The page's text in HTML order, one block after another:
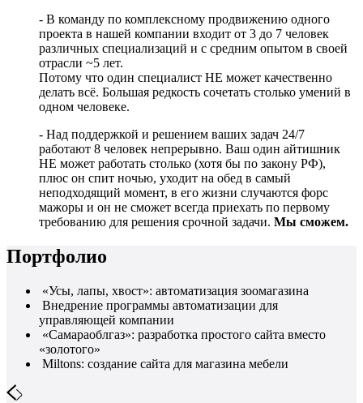
- В команду по комплексному продвижению одного
проекта в нашей компании входит от 3 до 7 человек
различных специализаций и с средним опытом в своей
отрасли ~5 лет.
Потому что один специалист НЕ может качественно
делать всё. Большая редкость сочетать столько умений в
одном человеке.
- Над поддержкой и решением ваших задач 24/7
работают 8 человек непрерывно. Ваш один айтишник
НЕ может работать столько (хотя бы по закону РФ),
плюс он спит ночью, уходит на обед в самый
неподходящий момент, в его жизни случаются форс
мажоры и он не сможет всегда приехать по первому
требованию для решения срочной задачи. Мы сможем.
Портфолио
«Усы, лапы, хвост»: автоматизация зоомагазина
Внедрение программы автоматизации для
управляющей компании
«Самараоблгаз»: разработка простого сайта вместо
«золотого»
Miltons: создание сайта для магазина мебели